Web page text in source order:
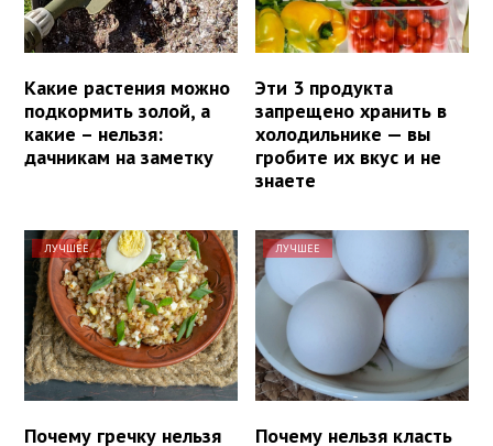
Какие растения можно
подкормить золой, а
какие – нельзя:
дачникам на заметку
Эти 3 продукта
запрещено хранить в
холодильнике — вы
гробите их вкус и не
знаете
ЛУЧШЕЕ
Почему гречку нельзя
ЛУЧШЕЕ
Почему нельзя класть